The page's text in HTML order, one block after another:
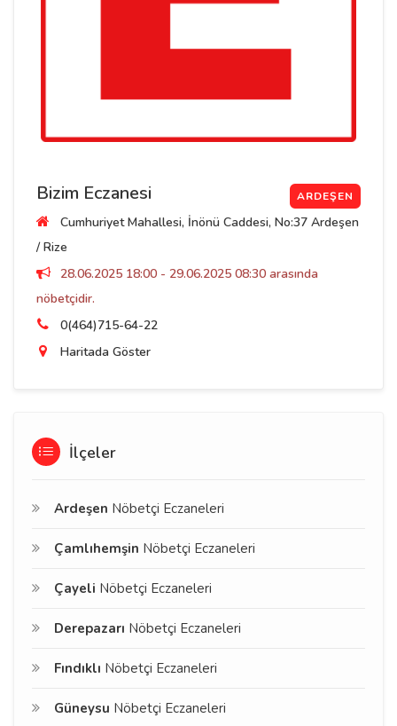
Bizim Eczanesi ARDEŞEN
Cumhuriyet Mahallesi, İnönü Caddesi, No:37 Ardeşen
/ Rize
28.06.2025 18:00 - 29.06.2025 08:30 arasında
nöbetçidir.
0(464)715-64-22
Haritada Göster
İlçeler
Ardeşen Nöbetçi Eczaneleri
Çamlıhemşin Nöbetçi Eczaneleri
Çayeli Nöbetçi Eczaneleri
Derepazarı Nöbetçi Eczaneleri
Fındıklı Nöbetçi Eczaneleri
Güneysu Nöbetçi Eczaneleri